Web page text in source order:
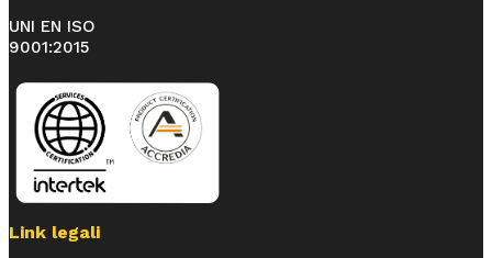
UNI EN ISO
9001:2015
Link legali